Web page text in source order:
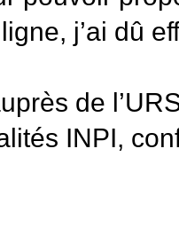
j’ai dû
de
INPI,